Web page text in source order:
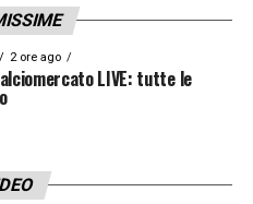
19,99€ per un
2 ore ago
LIVE: tutte le